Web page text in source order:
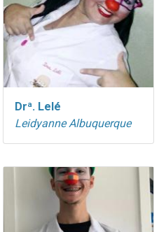
Drª. Lelé
Leidyanne Albuquerque